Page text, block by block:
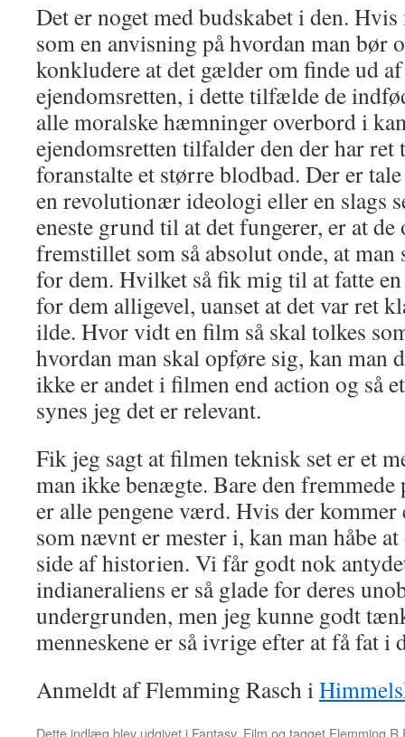
Det er noget med budskabet i den.
som en anvisning på hvordan man bør
konkludere at det gælder om finde ud
ejendomsretten, i dette tilfælde de
alle moralske hæmninger overbord i
ejendomsretten tilfalder den der har
foranstalte et større blodbad. Der er
en revolutionær ideologi eller en slags
eneste grund til at det fungerer, er at
fremstillet som så absolut onde, at
for dem. Hvilket så fik mig til at fatte
for dem alligevel, uanset at det var ret
ilde. Hvor vidt en film så skal tolkes
hvordan man skal opføre sig, kan man
ikke er andet i filmen end action og så
synes jeg det er relevant.
Fik jeg sagt at filmen teknisk set er et
man ikke benægte. Bare den fremmede
er alle pengene værd. Hvis der kommer
som nævnt er mester i, kan man håbe
side af historien. Vi får godt nok
indianeraliens er så glade for deres
undergrunden, men jeg kunne godt
menneskene er så ivrige efter at få fat i
Anmeldt af Flemming Rasch i
Dette indlæg blev udgivet i Fantasy, Film og tagget Flemming